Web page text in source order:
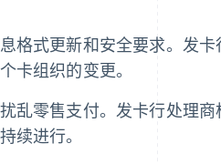
格式更新和安全要求。发
卡组织的变更。
乱零售支付。发卡行处理
续进行。